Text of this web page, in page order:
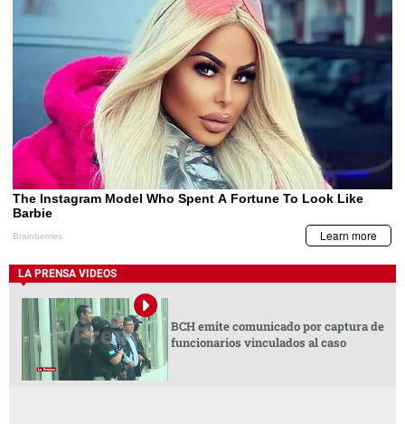
LA PRENSA VIDEOS
BCH emite comunicado por captura de
funcionarios vinculados al caso